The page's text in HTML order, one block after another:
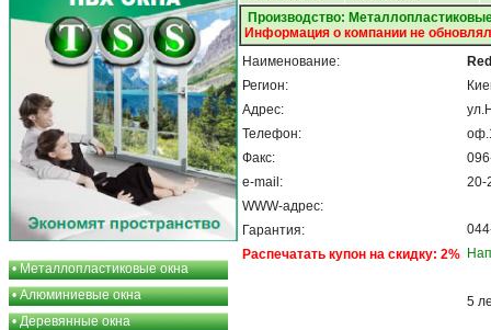
•Металлопластиковые окна
•Алюминиевые окна
•Деревянные окна
Производство:
Информация о компании не
Наименование:
Регион:
Адрес:
Телефон:
Факс:
e-mail:
WWW-адрес:
Гарантия:
Распечатать купон на скидку: 2%
20-
5